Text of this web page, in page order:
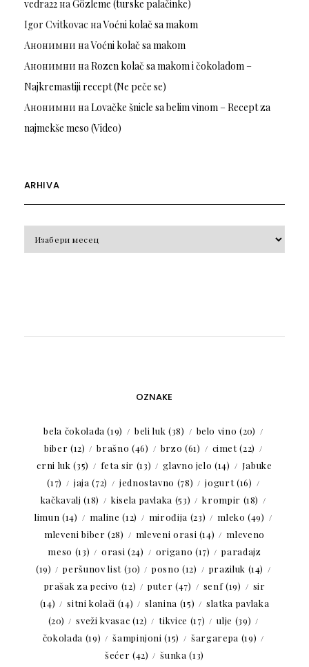
vedra22наGözleme (turske palačinke)
Igor Cvitkovac наVoćni kolač sa makom
Анонимни наVoćni kolač sa makom
Анонимни наRozen kolač sa makom i čokoladom –
Najkremastiji recept (Ne peče se)
Анонимни наLovačke šnicle sa belim vinom – Recept za
najmekše meso (Video)
ARHIVA
OZNAKE
bela čokolada (19) beli luk (38) belo vino (20)
biber (12) brašno (46) brzo (61) cimet(22)
crni luk (35) feta sir (13) glavno jelo (14)
Jabuke
(17)
jaja (72) jednostavno (78) jogurt(16)
kačkavalj (18) kisela pavlaka (53) krompir (18)
limun (14) maline (12) mirođija (23) mleko (49)
mleveni biber (28) mleveni orasi (14)
mleveno
meso (13) orasi (24) origano (17)
paradajz
(19)
peršunov list(30) posno (12) praziluk (14)
prašak za pecivo (12) puter (47) senf(19)
sir
(14)
sitni kolači (14) slanina (15)
slatka pavlaka
(20)
sveži kvasac (12) tikvice (17) ulje (39)
čokolada (19) šampinjoni (15) šargarepa (19)
šećer (42) šunka (13)